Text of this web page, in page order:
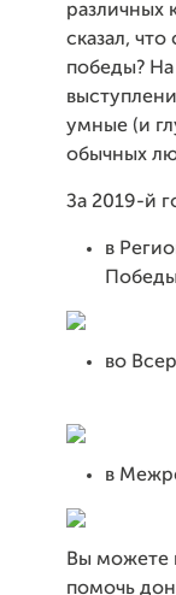
различных
сказал,
победы?
умные (и
обычных
За 2019-й
в
во
в
Вы можете
помочь